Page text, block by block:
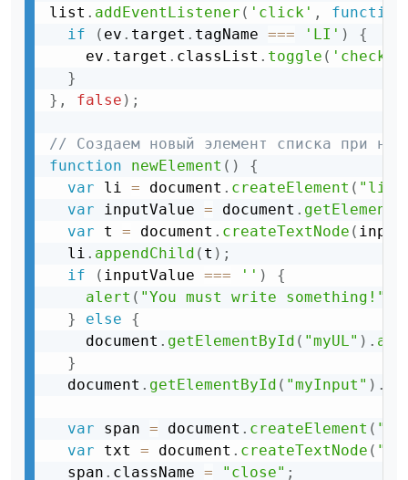
list . addEventListener ( 'click' , function
if
( ev . target . tagName === 'LI' )
{
    ev
. target . classList . toggle (
}
} , false ) ;
// Создаем новый элемент списка при
function
newElement ( )
{
var li = document . createElement ( "li"
var inputValue = document .
var t = document . createTextNode (
  li
. appendChild ( t ) ;
if
( inputValue === '' )
{
alert ( "You must write something!"
}
else
{
    document
. getElementById ( "myUL" ) .
}
  document
. getElementById ( "myInput" ) .
var span = document . createElement (
var txt = document . createTextNode (
  span
. className = "close" ;